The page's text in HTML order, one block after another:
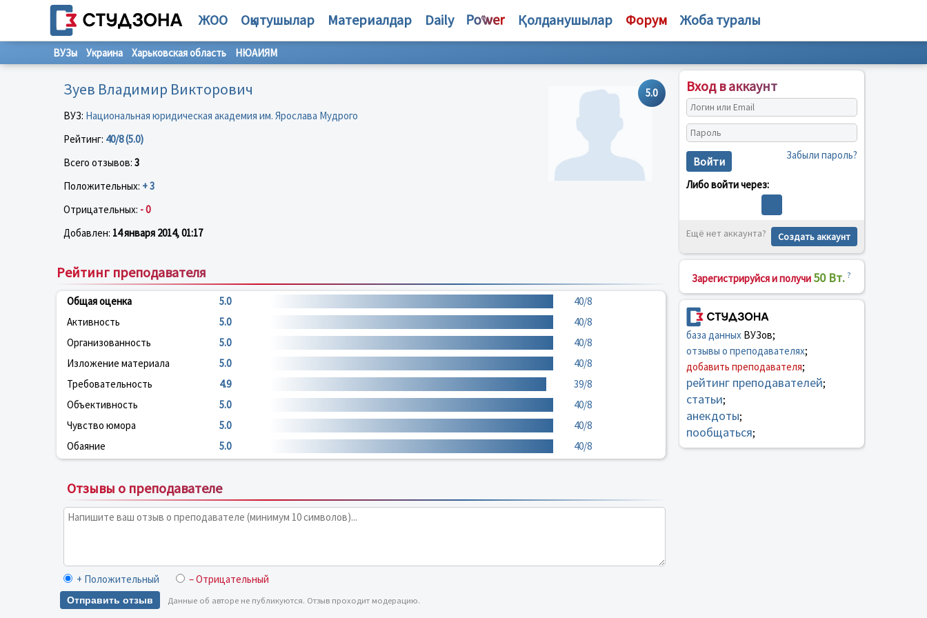
ЖОО Оқытушылар Материалдар Daily Қолданушылар Форум Жоба туралы
ВУЗы Украина Харьковская область НЮАИЯМ
5.0
Зуев Владимир Викторович
ВУЗ: Национальная юридическая академия им. Ярослава Мудрого
Рейтинг: 40/8 (5.0)
Всего отзывов: 3
Положительных: + 3
Отрицательных: - 0
Добавлен: 14 января 2014, 01:17
Рейтинг преподавателя
Общая оценка 5.0
40/8
Активность
5.0
40/8
Организованность
5.0
40/8
Изложение материала
5.0
40/8
Требовательность
4.9
39/8
Объективность
5.0
40/8
Чувство юмора
5.0
40/8
Обаяние
5.0 40/8
Отзывы о преподавателе
+ Положительный – Отрицательный
Отправить отзыв Данные об авторе не публикуются. Отзыв проходит модерацию.
Вход в аккаунт
Войти Забыли пароль?
Либо войти через:
Ещё нет аккаунта? Создать аккаунт
Зарегистрируйся и получи 50 Вт. ?
база данныхВУЗов;
отзывы о преподавателях;
добавить преподавателя;
рейтинг преподавателей;
статьи;
анекдоты;
пообщаться;